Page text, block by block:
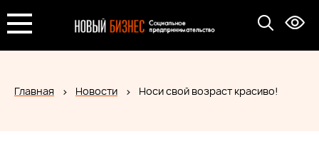
Главная Новости Носи свой возраст красиво!